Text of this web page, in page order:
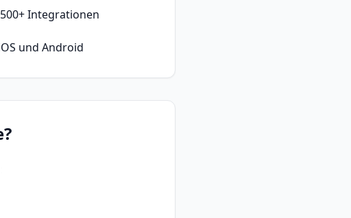
Integrationen
und Android
?